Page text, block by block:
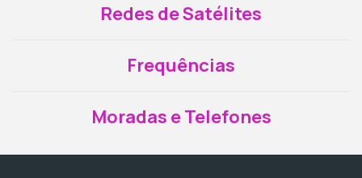
Redes de Satélites
Frequências
Moradas e Telefones